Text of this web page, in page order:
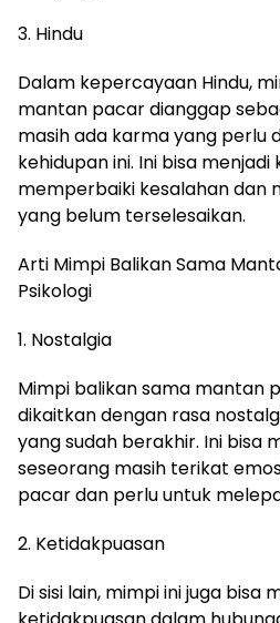
3. Hindu
Dalam kepercayaan Hindu,
mantan pacar dianggap
masih ada karma yang perlu
kehidupan ini. Ini bisa
memperbaiki kesalahan dan
yang belum terselesaikan.
Arti Mimpi Balikan Sama
Psikologi
1. Nostalgia
Mimpi balikan sama mantan
dikaitkan dengan rasa
yang sudah berakhir. Ini bisa
seseorang masih terikat
pacar dan perlu untuk
2. Ketidakpuasan
Di sisi lain, mimpi ini juga